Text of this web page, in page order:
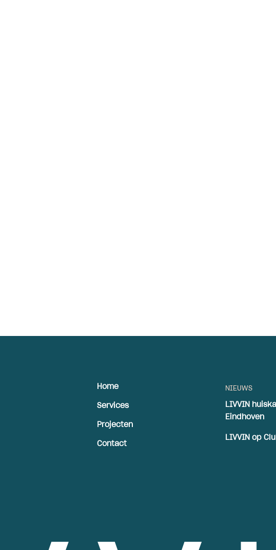
Home
Services
Projecten
Contact
NIEUWS
LIVVIN
Eindhoven
LIVVIN op